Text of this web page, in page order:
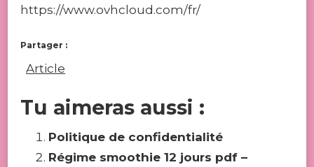
https://www.ovhcloud.com/fr/
Partager :
Article
Tu aimeras aussi :
Politique de confidentialité
Régime smoothie 12 jours pdf –